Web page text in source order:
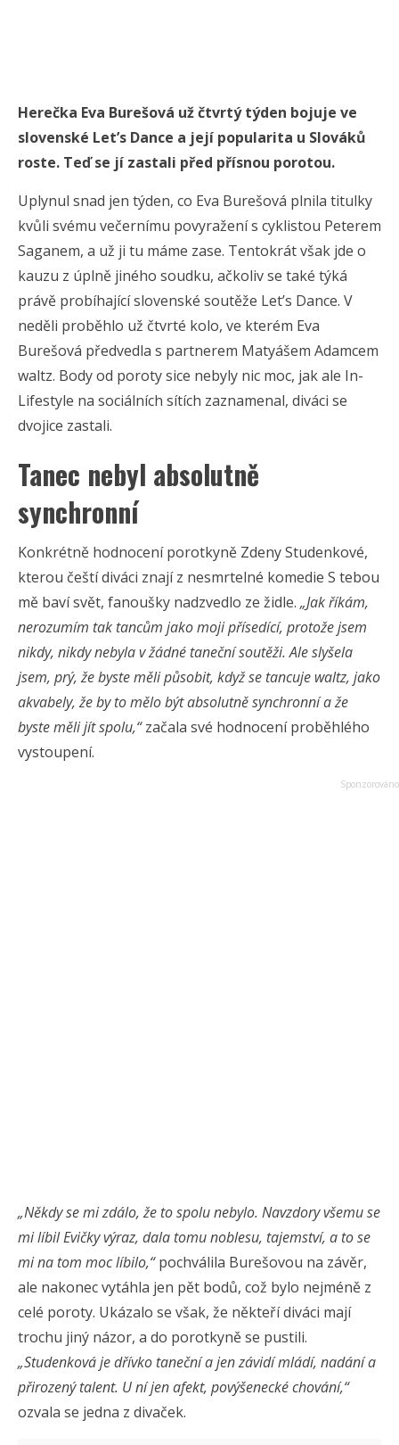
Herečka Eva Burešová už čtvrtý týden bojuje ve
slovenské Let’s Dance a její popularita u Slováků
roste. Teď se jí zastali před přísnou porotou.
Uplynul snad jen týden, co Eva Burešová plnila titulky
kvůli svému večernímu povyražení s cyklistou Peterem
Saganem, a už ji tu máme zase. Tentokrát však jde o
kauzu z úplně jiného soudku, ačkoliv se také týká
právě probíhající slovenské soutěže Let’s Dance. V
neděli proběhlo už čtvrté kolo, ve kterém Eva
Burešová předvedla s partnerem Matyášem Adamcem
waltz. Body od poroty sice nebyly nic moc, jak ale In-
Lifestyle na sociálních sítích zaznamenal, diváci se
dvojice zastali.
Tanec nebyl absolutně
synchronní
Konkrétně hodnocení porotkyně Zdeny Studenkové,
kterou čeští diváci znají z nesmrtelné komedie S tebou
mě baví svět, fanoušky nadzvedlo ze židle. „Jak říkám,
nerozumím tak tancům jako moji přísedící, protože jsem
nikdy, nikdy nebyla v žádné taneční soutěži. Ale slyšela
jsem, prý, že byste měli působit, když se tancuje waltz, jako
akvabely, že by to mělo být absolutně synchronní a že
byste měli jít spolu,“začala své hodnocení proběhlého
vystoupení.
„Někdy se mi zdálo, že to spolu nebylo. Navzdory všemu se
mi líbil Evičky výraz, dala tomu noblesu, tajemství, a to se
mi na tom moc líbilo,“pochválila Burešovou na závěr,
ale nakonec vytáhla jen pět bodů, což bylo nejméně z
celé poroty. Ukázalo se však, že někteří diváci mají
trochu jiný názor, a do porotkyně se pustili.
„Studenková je dřívko taneční a jen závidí mládí, nadání a
přirozený talent. U ní jen afekt, povýšenecké chování,“
ozvala se jedna z divaček.